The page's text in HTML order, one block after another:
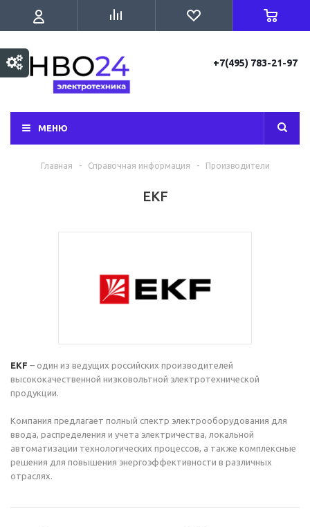
+7(495) 783-21-97
МЕНЮ
Главная - Справочная информация - Производители
EKF
EKF – один из ведущих российских производителей
высококачественной низковольтной электротехнической
продукции.
Компания предлагает полный спектр электрооборудования для
ввода, распределения и учета электричества, локальной
автоматизации технологических процессов, а также комплексные
решения для повышения энергоэффективности в различных
отраслях.